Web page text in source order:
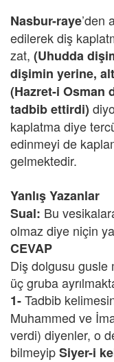
Nasbur-raye’den
edilerek diş
zat, (Uhudda
dişimin yerine,
(Hazret-i Osman
tadbib ettirdi)
kaplatma diye
edinmeyi de
gelmektedir.
Yanlış Yazanlar
Sual: Bu
olmaz diye niçin
CEVAP
Diş dolgusu gusle
üç gruba
1-Tadbib
Muhammed ve
verdi) diyenler, o
bilmeyipSiyer-i